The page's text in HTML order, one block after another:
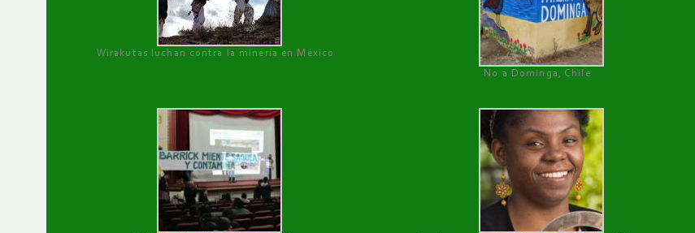
Wirakutas luchan contra la minería en México
No a Dominga, Chile